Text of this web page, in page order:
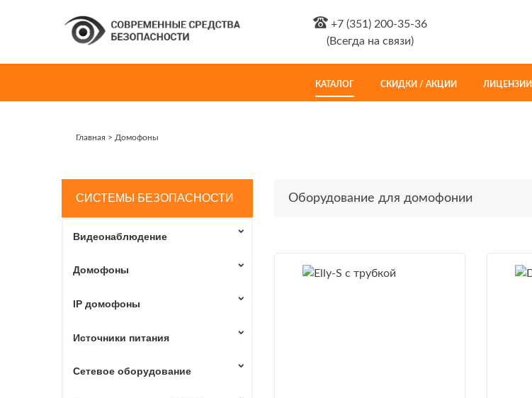
+7 (351) 200-35-36
(Всегда на связи)
КАТАЛОГ СКИДКИ / АКЦИИ ЛИЦЕНЗИИ
Главная > Домофоны
СИСТЕМЫ БЕЗОПАСНОСТИ
Видеонаблюдение
Домофоны
IP домофоны
Источники питания
Сетевое оборудование
Оборудование для домофонии